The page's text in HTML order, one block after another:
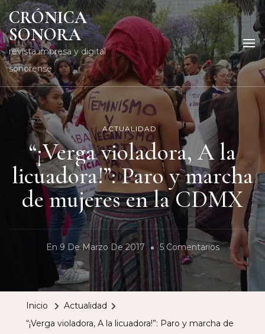
CRÓNICA
SONORA
revista impresa y digital
sonorense
ACTUALIDAD
“¡Verga violadora, A la
licuadora!”: Paro y marcha
de mujeres en la CDMX
En 9 De Marzo De 2017 5 ComentariosEn
“¡Verga
Violadora,
Inicio
Actualidad
“¡Verga violadora, A la licuadora!”: Paro y marcha de